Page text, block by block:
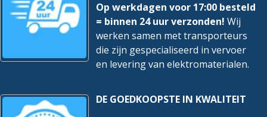
Op werkdagen voor 17:00 besteld
= binnen 24 uur verzonden! Wij
werken samen met transporteurs
die zijn gespecialiseerd in vervoer
en levering van elektromaterialen.
DE GOEDKOOPSTE IN KWALITEIT